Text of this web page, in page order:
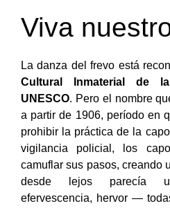
Viva
La danza del frevo está
Cultural Inmaterial de
UNESCO. Pero el nombre
a partir de 1906, período en
prohibir la práctica de la
vigilancia policial, los
camuflar sus pasos, creando
desde lejos parecía
efervescencia, hervor —